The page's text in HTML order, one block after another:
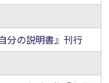
分の説明書』刊行